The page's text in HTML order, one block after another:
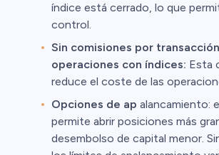
índice está cerrado, lo que
control.
Sin comisiones por
operaciones con índices: Esta
reduce el coste de las
Opciones de ap alancamiento:
permite abrir posiciones más
desembolso de capital menor.